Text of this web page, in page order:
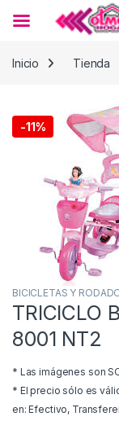
Inicio
Tienda
-11%
BICICLETAS Y
TRICICLO
8001 NT2
* Las imágenes son
* El precio sólo es
en: Efectivo,